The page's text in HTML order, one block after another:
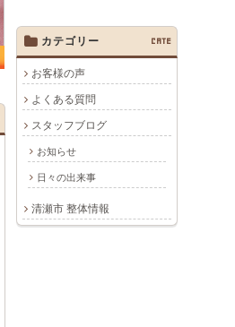
カテゴリー CATE
お客様の声
よくある質問
スタッフブログ
お知らせ
日々の出来事
清瀬市 整体情報